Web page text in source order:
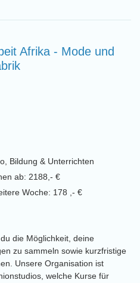
Afrika - Mode und
Bildung & Unterrichten
ab: 2188,- €
Woche: 178 ,- €
die Möglichkeit, deine
zu sammeln sowie kurzfristige
Unsere Organisation ist
welche Kurse für